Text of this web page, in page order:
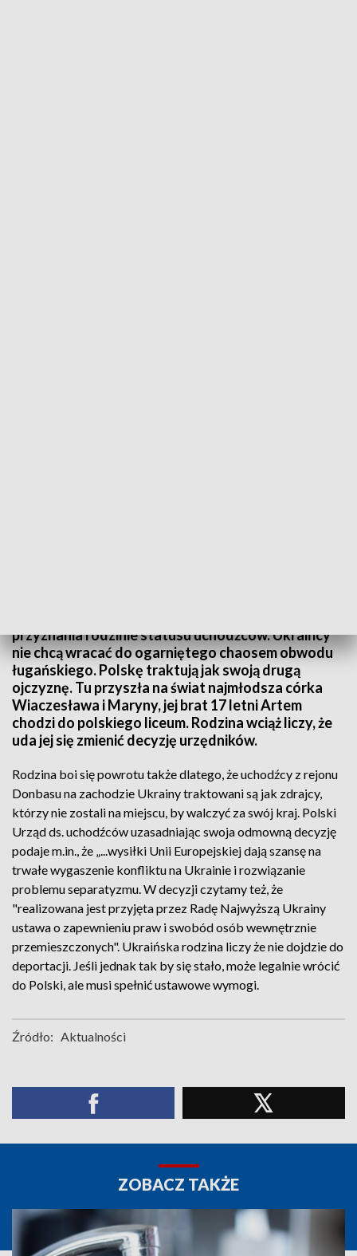
przyznania rodzinie statusu uchodźców. Ukraińcy
nie chcą wracać do ogarniętego chaosem obwodu
ługańskiego. Polskę traktują jak swoją drugą
ojczyznę. Tu przyszła na świat najmłodsza córka
Wiaczesława i Maryny, jej brat 17 letni Artem
chodzi do polskiego liceum. Rodzina wciąż liczy, że
uda jej się zmienić decyzję urzędników.
Rodzina boi się powrotu także dlatego, że uchodźcy z rejonu
Donbasu na zachodzie Ukrainy traktowani są jak zdrajcy,
którzy nie zostali na miejscu, by walczyć za swój kraj. Polski
Urząd ds. uchodźców uzasadniając swoja odmowną decyzję
podaje m.in., że „...wysiłki Unii Europejskiej dają szansę na
trwałe wygaszenie konfliktu na Ukrainie i rozwiązanie
problemu separatyzmu. W decyzji czytamy też, że
"realizowana jest przyjęta przez Radę Najwyższą Ukrainy
ustawa o zapewnieniu praw i swobód osób wewnętrznie
przemieszczonych". Ukraińska rodzina liczy że nie dojdzie do
deportacji. Jeśli jednak tak by się stało, może legalnie wrócić
do Polski, ale musi spełnić ustawowe wymogi.
Źródło: Aktualności
ZOBACZ TAKŻE